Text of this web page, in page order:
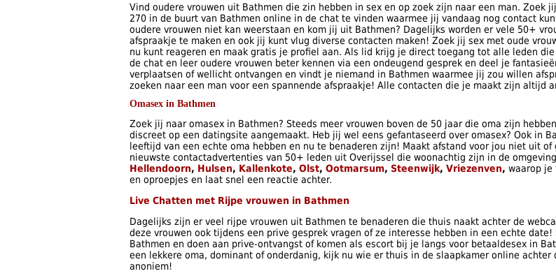
Vind oudere vrouwen uit Bathmen die zin hebben in sex en op zoek zijn naar een man. Zoek
270 in de buurt van Bathmen online in de chat te vinden waarmee jij vandaag nog contact
oudere vrouwen niet kan weerstaan en kom jij uit Bathmen? Dagelijks worden er vele 50+
afspraakje te maken en ook jij kunt vlug diverse contacten maken! Zoek jij sex met oude
nu kunt reageren en maak gratis je profiel aan. Als lid krijg je direct toegang tot alle leden
de chat en leer oudere vrouwen beter kennen via een ondeugend gesprek en deel je
verplaatsen of wellicht ontvangen en vindt je niemand in Bathmen waarmee jij zou willen
zoeken naar een man voor een spannende afspraakje! Alle contacten die je maakt zijn altijd
Omasex in Bathmen
Zoek jij naar omasex in Bathmen? Steeds meer vrouwen boven de 50 jaar die oma zijn
discreet op een datingsite aangemaakt. Heb jij wel eens gefantaseerd over omasex? Ook in
leeftijd van een echte oma hebben en nu te benaderen zijn! Maakt afstand voor jou niet uit
nieuwste contactadvertenties van 50+ leden uit Overijssel die woonachtig zijn in de
Hellendoorn, Hulsen, Kallenkote, Olst, Ootmarsum, Steenwijk, Vriezenven, waarop je
en oproepjes en laat snel een reactie achter.
Live Chatten met Rijpe vrouwen in Bathmen
Dagelijks zijn er veel rijpe vrouwen uit Bathmen te benaderen die thuis naakt achter de
deze vrouwen ook tijdens een prive gesprek vragen of ze interesse hebben in een echte
Bathmen en doen aan prive-ontvangst of komen als escort bij je langs voor betaaldesex in
een lekkere oma, dominant of onderdanig, kijk nu wie er thuis in de slaapkamer online
anoniem!